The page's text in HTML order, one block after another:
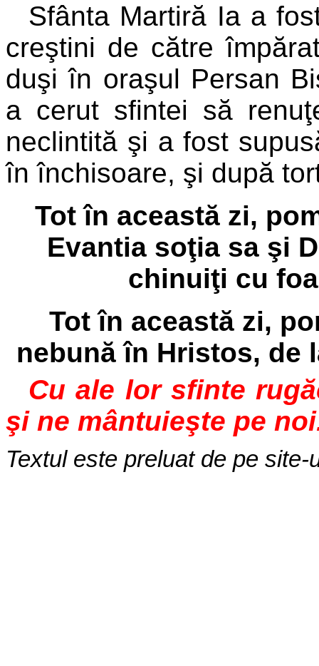
Sfânta Martiră Ia a
creştini de către
duşi în oraşul Persan
a cerut sfintei să
neclintită şi a fost
în închisoare, şi după
Tot în această zi,
Evantia soţia sa şi
chinuiţi cu
Tot în această zi,
nebună în Hristos, de
Cu ale lor sfinte
şi ne mântuieşte pe
Textul este preluat de pe